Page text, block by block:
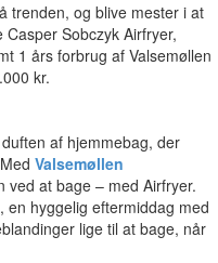
trenden, og blive mester i at
Sobczyk Airfryer,
1 års forbrug af Valsemøllen
kr.
af hjemmebag, der
Valsemøllen
ved at bage – med Airfryer.
en hyggelig eftermiddag med
lige til at bage, når